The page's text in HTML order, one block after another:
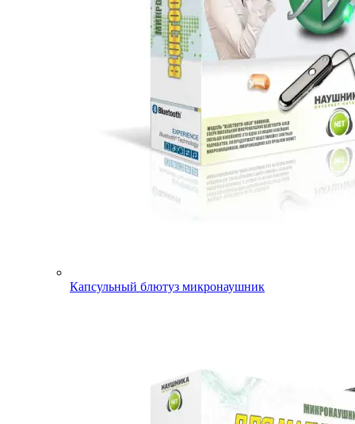
Капсульный блютуз микронаушник